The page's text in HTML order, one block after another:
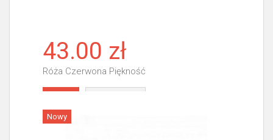
43.00 zł
Róża Czerwona Piękność
Nowy